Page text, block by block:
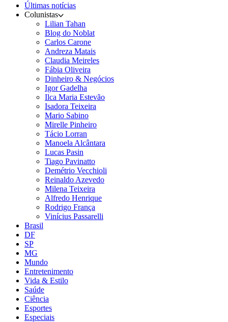
Últimas notícias
Colunistas
Lilian Tahan
Blog do Noblat
Carlos Carone
Andreza Matais
Claudia Meireles
Fábia Oliveira
Dinheiro & Negócios
Igor Gadelha
Ilca Maria Estevão
Isadora Teixeira
Mario Sabino
Mirelle Pinheiro
Tácio Lorran
Manoela Alcântara
Lucas Pasin
Tiago Pavinatto
Demétrio Vecchioli
Reinaldo Azevedo
Milena Teixeira
Alfredo Henrique
Rodrigo França
Vinícius Passarelli
Brasil
DF
SP
MG
Mundo
Entretenimento
Vida & Estilo
Saúde
Ciência
Esportes
Especiais